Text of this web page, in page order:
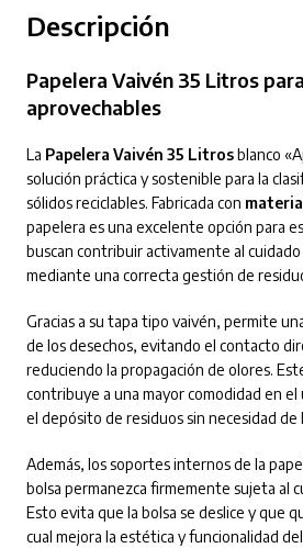
Descripción
Papelera Vaivén 35 Litros
aprovechables
La Papelera Vaivén 35 Litrosblanco
solución práctica y sostenible para la
sólidos reciclables. Fabricada con
papelera es una excelente opción para
buscan contribuir activamente al
mediante una correcta gestión de
Gracias a su tapa tipo vaivén, permite
de los desechos, evitando el contacto
reduciendo la propagación de olores.
contribuye a una mayor comodidad en el
el depósito de residuos sin necesidad de
Además, los soportes internos de la
bolsa permanezca firmemente sujeta al
Esto evita que la bolsa se deslice y que
cual mejora la estética y funcionalidad